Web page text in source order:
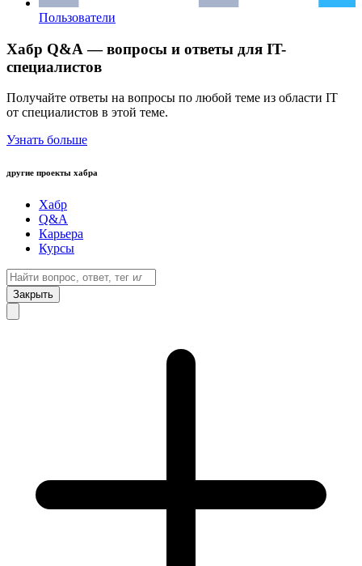
Пользователи
Хабр Q&A — вопросы и ответы для IT-
специалистов
Получайте ответы на вопросы по любой теме из области IT
от специалистов в этой теме.
Узнать больше
другие проекты хабра
Хабр
Q&A
Карьера
Курсы
Закрыть